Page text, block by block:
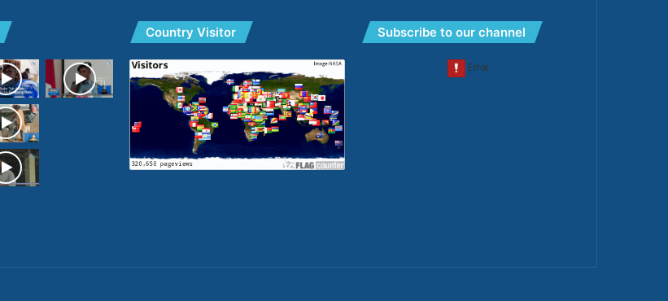
Country Visitor Subscribe to our channel